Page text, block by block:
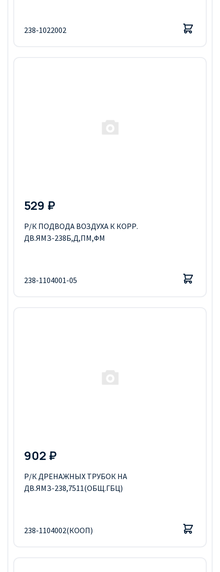
238-1022002
529 ₽
Р/К ПОДВОДА ВОЗДУХА К КОРР.
ДВ.ЯМЗ-238Б,Д,ПМ,ФМ
238-1104001-05
902 ₽
Р/К ДРЕНАЖНЫХ ТРУБОК НА
ДВ.ЯМЗ-238,7511(ОБЩ.ГБЦ)
238-1104002(КООП)